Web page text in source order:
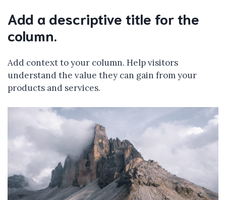
Add a descriptive title for the
column.
Add context to your column. Help visitors
understand the value they can gain from your
products and services.